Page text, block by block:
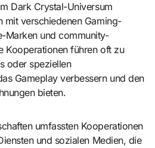
Dark Crystal-Universum
mit verschiedenen Gaming-
Marken und community-
Kooperationen führen oft zu
oder speziellen
Gameplay verbessern und den
bieten.
umfassten Kooperationen
und sozialen Medien, die